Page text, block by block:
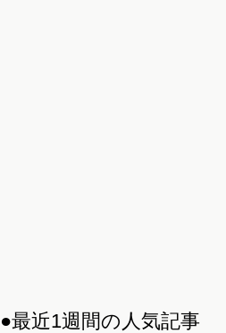
●最近1週間の人気記事